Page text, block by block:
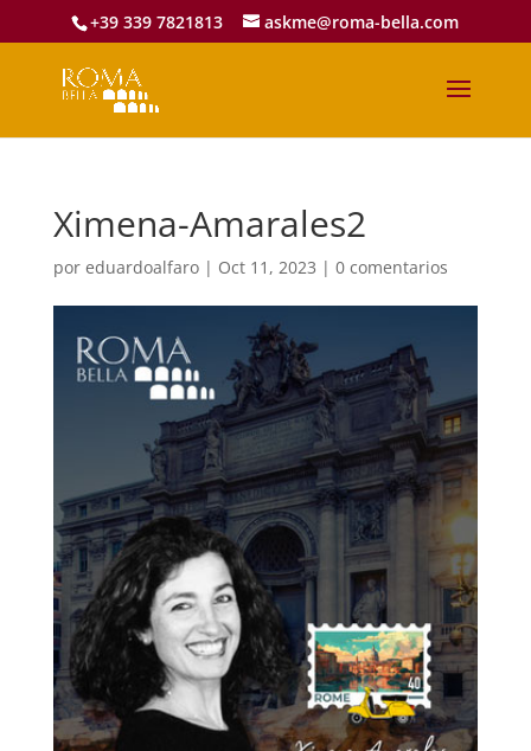
+39 339 7821813 askme@roma-bella.com
Ximena-Amarales2
por eduardoalfaro| Oct 11, 2023 | 0 comentarios